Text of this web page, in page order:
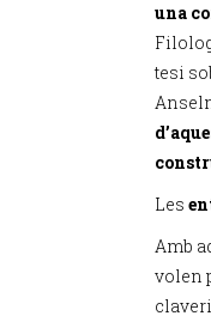
una
tesi
Les
Amb
volen